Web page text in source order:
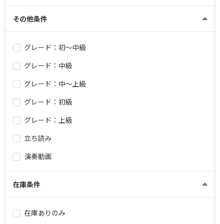
その他条件
グレード：初～中級
グレード：中級
グレード：中～上級
グレード：初級
グレード：上級
立ち読み
演奏動画
在庫条件
在庫ありのみ